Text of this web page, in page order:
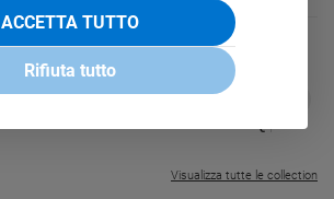
DIARIO G 2026-27
€ 18,50
Visualizza tutte le collection
ACCETTA TUTTO
Rifiuta tutto